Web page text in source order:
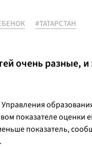
#ТАТАРСТАН
очень разные, и
показателе оценки
показатель,